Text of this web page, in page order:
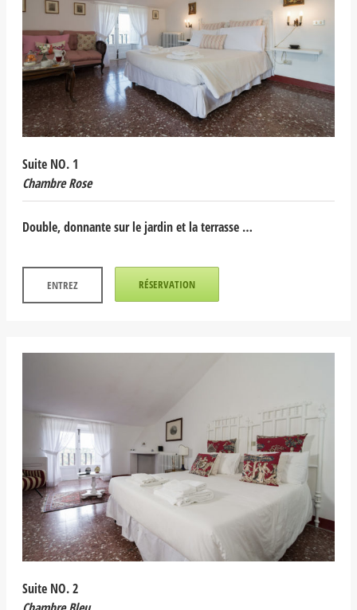
Suite NO. 1
Chambre Rose
Double, donnante sur le jardin et la terrasse …
ENTREZ RÉSERVATION
Suite NO. 2